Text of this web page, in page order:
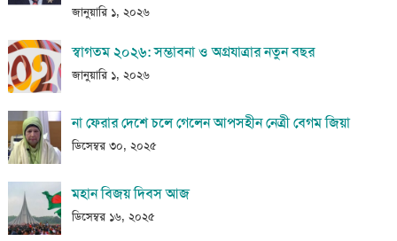
জানুয়ারি ১, ২০২৬
স্বাগতম ২০২৬: সম্ভাবনা ও অগ্রযাত্রার নতুন বছর
জানুয়ারি ১, ২০২৬
না ফেরার দেশে চলে গেলেন আপসহীন নেত্রী বেগম জিয়া
ডিসেম্বর ৩০, ২০২৫
মহান বিজয় দিবস আজ
ডিসেম্বর ১৬, ২০২৫